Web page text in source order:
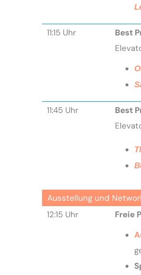
11:15 Uhr
Best
11:45 Uhr
Best
Ausstellung und
12:15 Uhr
Freie